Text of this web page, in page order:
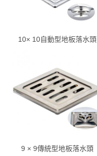
10× 10自動型地板落水頭
9 × 9傳統型地板落水頭